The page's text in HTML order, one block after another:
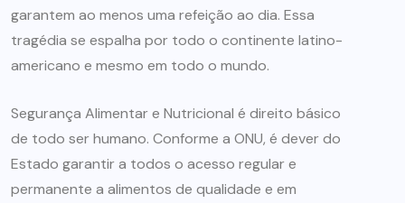
garantem ao menos uma refeição ao dia. Essa
tragédia se espalha por todo o continente latino-
americano e mesmo em todo o mundo.
Segurança Alimentar e Nutricional é direito básico
de todo ser humano. Conforme a ONU, é dever do
Estado garantir a todos o acesso regular e
permanente a alimentos de qualidade e em